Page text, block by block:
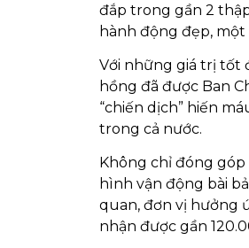
đắp trong gần 2
hành động đẹp, một
Với những giá trị tốt
hồng đã được Ban
“chiến dịch” hiến
trong cả nước.
Không chỉ đóng
hình vận động bài
quan, đơn vị hưởng
nhận được gần